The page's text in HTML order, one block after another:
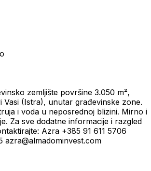
zemljište površine 3.050 m²,
Vasi (Istra), unutar građevinske zone.
i voda u neposrednoj blizini. Mirno i
Za sve dodatne informacije i razgled
Azra +385 91 611 5706
azra@almadominvest.com